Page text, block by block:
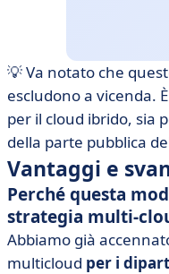
💡 Va notato che
escludono a vicenda.
per il cloud ibrido, sia
della parte pubblica
Vantaggi e
Perché questa
strategia multi-
Abbiamo già
multicloud per i